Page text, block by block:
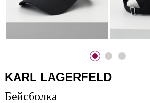
KARL LAGERFELD
Бейсболка